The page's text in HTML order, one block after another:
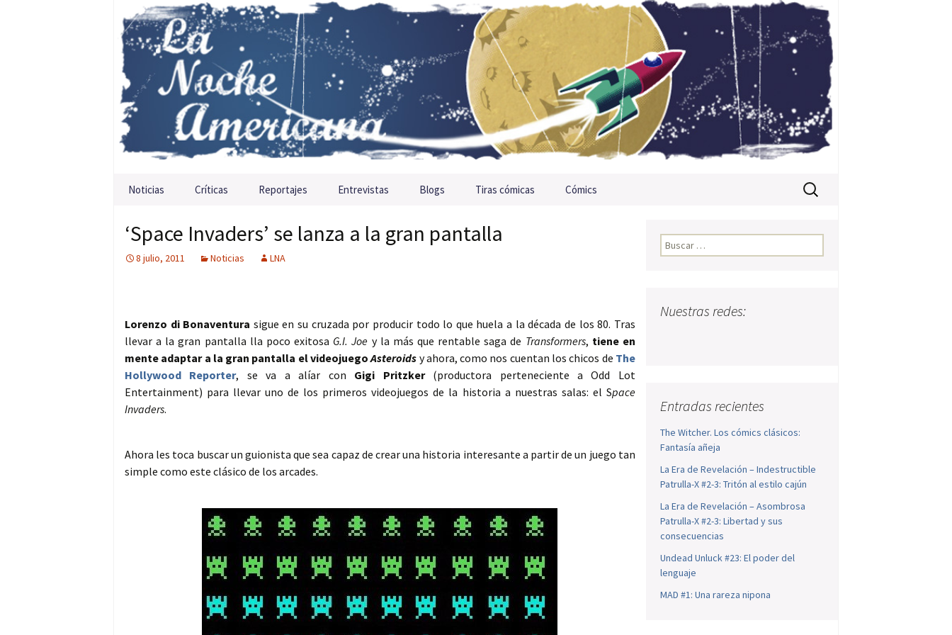
Saltar al contenido
Noticias Críticas Reportajes Entrevistas Blogs Tiras cómicas Cómics Buscar:
‘Space Invaders’ se lanza a la gran pantalla
8 julio, 2011 Noticias LNA
Lorenzo di Bonaventura sigue en su cruzada por producir todo lo que huela a la década de los 80. Tras
llevar a la gran pantalla lla poco exitosa G.I. Joe y la más que rentable saga de Transformers, tiene en
mente adaptar a la gran pantalla el videojuegoAsteroids y ahora, como nos cuentan los chicos de The
Hollywood Reporter, se va a alíar con Gigi Pritzker(productora perteneciente a Odd Lot
Entertainment) para llevar uno de los primeros videojuegos de la historia a nuestras salas: el Space
Invaders.
Ahora les toca buscar un guionista que sea capaz de crear una historia interesante a partir de un juego tan
simple como este clásico de los arcades.
Buscar:
Nuestras redes:
Entradas recientes
The Witcher. Los cómics clásicos:
Fantasía añeja
La Era de Revelación – Indestructible
Patrulla-X #2-3: Tritón al estilo cajún
La Era de Revelación – Asombrosa
Patrulla-X #2-3: Libertad y sus
consecuencias
Undead Unluck #23: El poder del
lenguaje
MAD #1: Una rareza nipona